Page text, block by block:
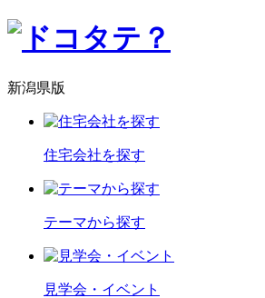
新潟県版
住宅会社を探す
テーマから探す
見学会・イベント